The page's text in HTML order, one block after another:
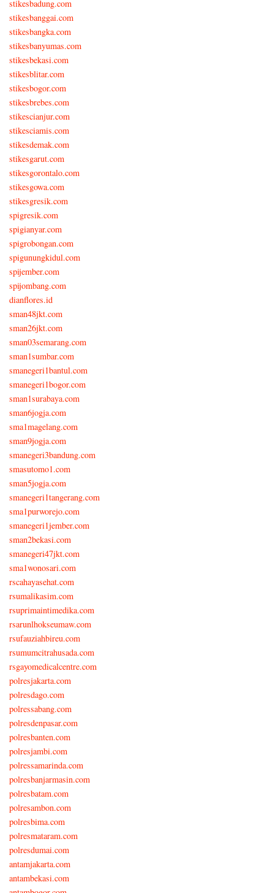
stikesbadung.com
stikesbanggai.com
stikesbangka.com
stikesbanyumas.com
stikesbekasi.com
stikesblitar.com
stikesbogor.com
stikesbrebes.com
stikescianjur.com
stikesciamis.com
stikesdemak.com
stikesgarut.com
stikesgorontalo.com
stikesgowa.com
stikesgresik.com
spigresik.com
spigianyar.com
spigrobongan.com
spigunungkidul.com
spijember.com
spijombang.com
dianflores.id
sman48jkt.com
sman26jkt.com
sman03semarang.com
sman1sumbar.com
smanegeri1bantul.com
smanegeri1bogor.com
sman1surabaya.com
sman6jogja.com
sma1magelang.com
sman9jogja.com
smanegeri3bandung.com
smasutomo1.com
sman5jogja.com
smanegeri1tangerang.com
sma1purworejo.com
smanegeri1jember.com
sman2bekasi.com
smanegeri47jkt.com
sma1wonosari.com
rscahayasehat.com
rsumalikasim.com
rsuprimaintimedika.com
rsarunlhokseumaw.com
rsufauziahbireu.com
rsumumcitrahusada.com
rsgayomedicalcentre.com
polresjakarta.com
polresdago.com
polressabang.com
polresdenpasar.com
polresbanten.com
polresjambi.com
polressamarinda.com
polresbanjarmasin.com
polresbatam.com
polresambon.com
polresbima.com
polresmataram.com
polresdumai.com
antamjakarta.com
antambekasi.com